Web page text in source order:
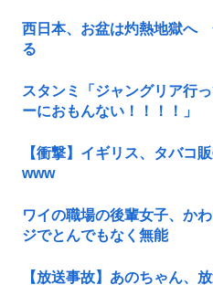
西日本、お盆は灼熱地獄へ
る
スタンミ「ジャングリア行
ーにおもんない！！！！」
【衝撃】イギリス、タバコ
www
ワイの職場の後輩女子、か
ジでとんでもなく無能
【放送事故】あのちゃん、